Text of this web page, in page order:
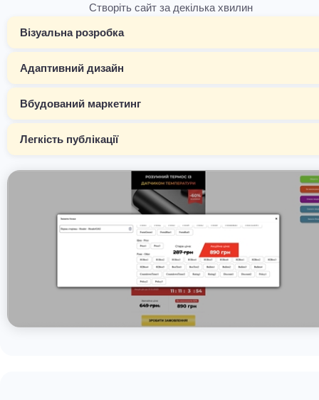
Створіть сайт за декілька хвилин
Візуальна розробка
Адаптивний дизайн
Вбудований маркетинг
Легкість публікації